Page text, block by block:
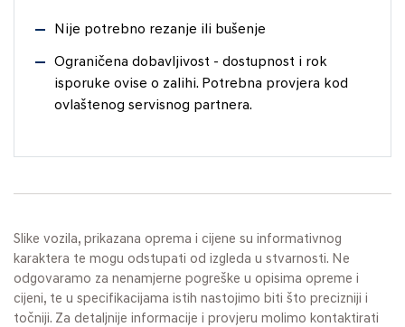
Nije potrebno rezanje ili bušenje
Ograničena dobavljivost - dostupnost i rok
isporuke ovise o zalihi. Potrebna provjera kod
ovlaštenog servisnog partnera.
Slike vozila, prikazana oprema i cijene su informativnog
karaktera te mogu odstupati od izgleda u stvarnosti. Ne
odgovaramo za nenamjerne pogreške u opisima opreme i
cijeni, te u specifikacijama istih nastojimo biti što precizniji i
točniji. Za detaljnije informacije i provjeru molimo kontaktirati